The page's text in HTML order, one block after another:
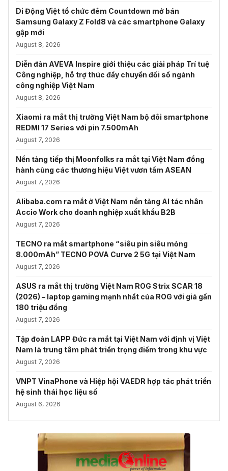
Di Động Việt tổ chức đêm Countdown mở bán
Samsung Galaxy Z Fold8 và các smartphone Galaxy
gập mới
August 8, 2026
Diễn đàn AVEVA Inspire giới thiệu các giải pháp Trí tuệ
Công nghiệp, hỗ trợ thúc đẩy chuyển đổi số ngành
công nghiệp Việt Nam
August 8, 2026
Xiaomi ra mắt thị trường Việt Nam bộ đôi smartphone
REDMI 17 Series với pin 7.500mAh
August 7, 2026
Nền tảng tiếp thị Moonfolks ra mắt tại Việt Nam đồng
hành cùng các thương hiệu Việt vươn tầm ASEAN
August 7, 2026
Alibaba.com ra mắt ở Việt Nam nền tảng AI tác nhân
Accio Work cho doanh nghiệp xuất khẩu B2B
August 7, 2026
TECNO ra mắt smartphone “siêu pin siêu mỏng
8.000mAh” TECNO POVA Curve 2 5G tại Việt Nam
August 7, 2026
ASUS ra mắt thị trường Việt Nam ROG Strix SCAR 18
(2026) – laptop gaming mạnh nhất của ROG với giá gần
180 triệu đồng
August 7, 2026
Tập đoàn LAPP Đức ra mắt tại Việt Nam với định vị Việt
Nam là trung tâm phát triển trọng điểm trong khu vực
August 7, 2026
VNPT VinaPhone và Hiệp hội VAEDR hợp tác phát triển
hệ sinh thái học liệu số
August 6, 2026